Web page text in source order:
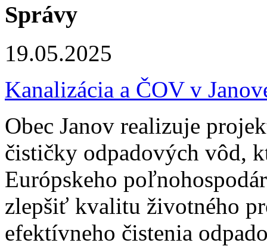
Správy
19.05.2025
Kanalizácia a ČOV v
Obec Janov realizuje
čističky odpadových vôd,
Európskeho
zlepšiť kvalitu životného
efektívneho čistenia